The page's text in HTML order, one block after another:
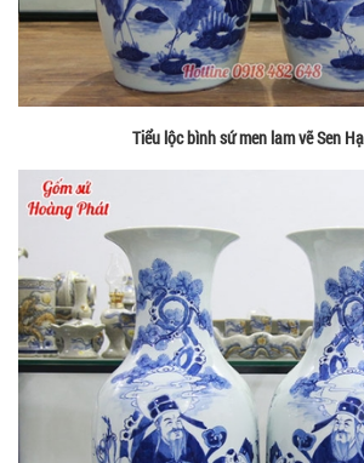
Tiểu lộc bình sứ men lam vẽ Sen